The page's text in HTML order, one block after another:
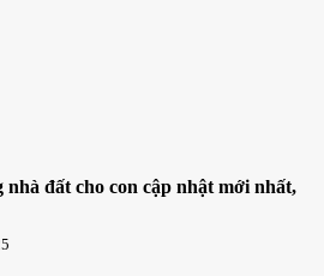
nhà đất cho con cập nhật mới nhất,